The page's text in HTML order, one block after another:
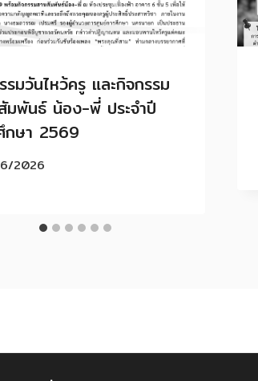
รมวันไหว้ครู และกิจกรรม
มพันธ์ น้อง-พี่ ประจำปี
กษา 2569
2026